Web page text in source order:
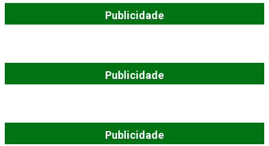
Publicidade
Publicidade
Publicidade